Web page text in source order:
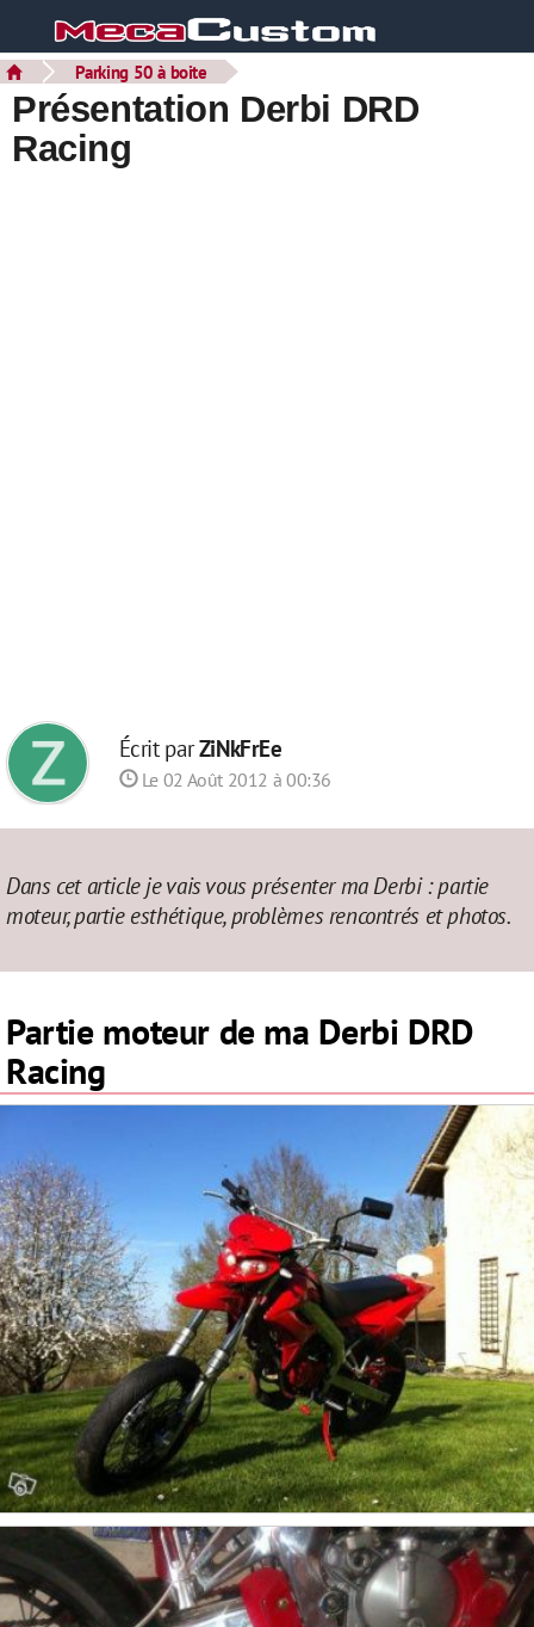
Parking 50 à boite
Présentation Derbi DRD
Racing
Écrit parZiNkFrEe
Le 02 Août 2012 à 00:36
Dans cet article je vais vous présenter ma Derbi : partie
moteur, partie esthétique, problèmes rencontrés et photos.
Partie moteur de ma Derbi DRD
Racing